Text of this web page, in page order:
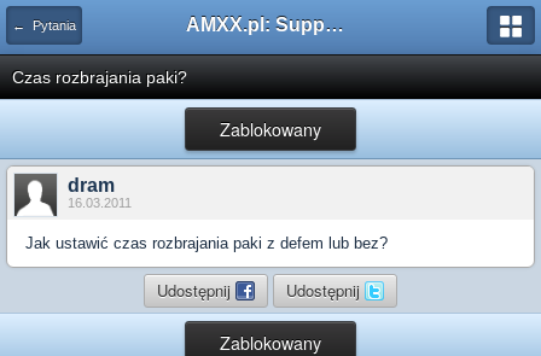
← Pytania AMXX.pl: Support AMX Mod X i SourceMod
Czas rozbrajania paki?
Zablokowany
dram
16.03.2011
Jak ustawić czas rozbrajania paki z defem lub bez?
Udostępnij Udostępnij
Zablokowany